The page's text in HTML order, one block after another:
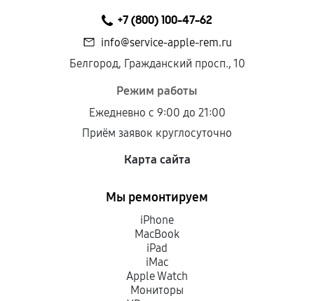
+7 (800) 100-47-62
info@service-apple-rem.ru
Белгород, Гражданский просп., 10
Режим работы
Ежедневно с 9:00 до 21:00
Приём заявок круглосуточно
Карта сайта
Мы ремонтируем
iPhone
MacBook
iPad
iMac
Apple Watch
Мониторы